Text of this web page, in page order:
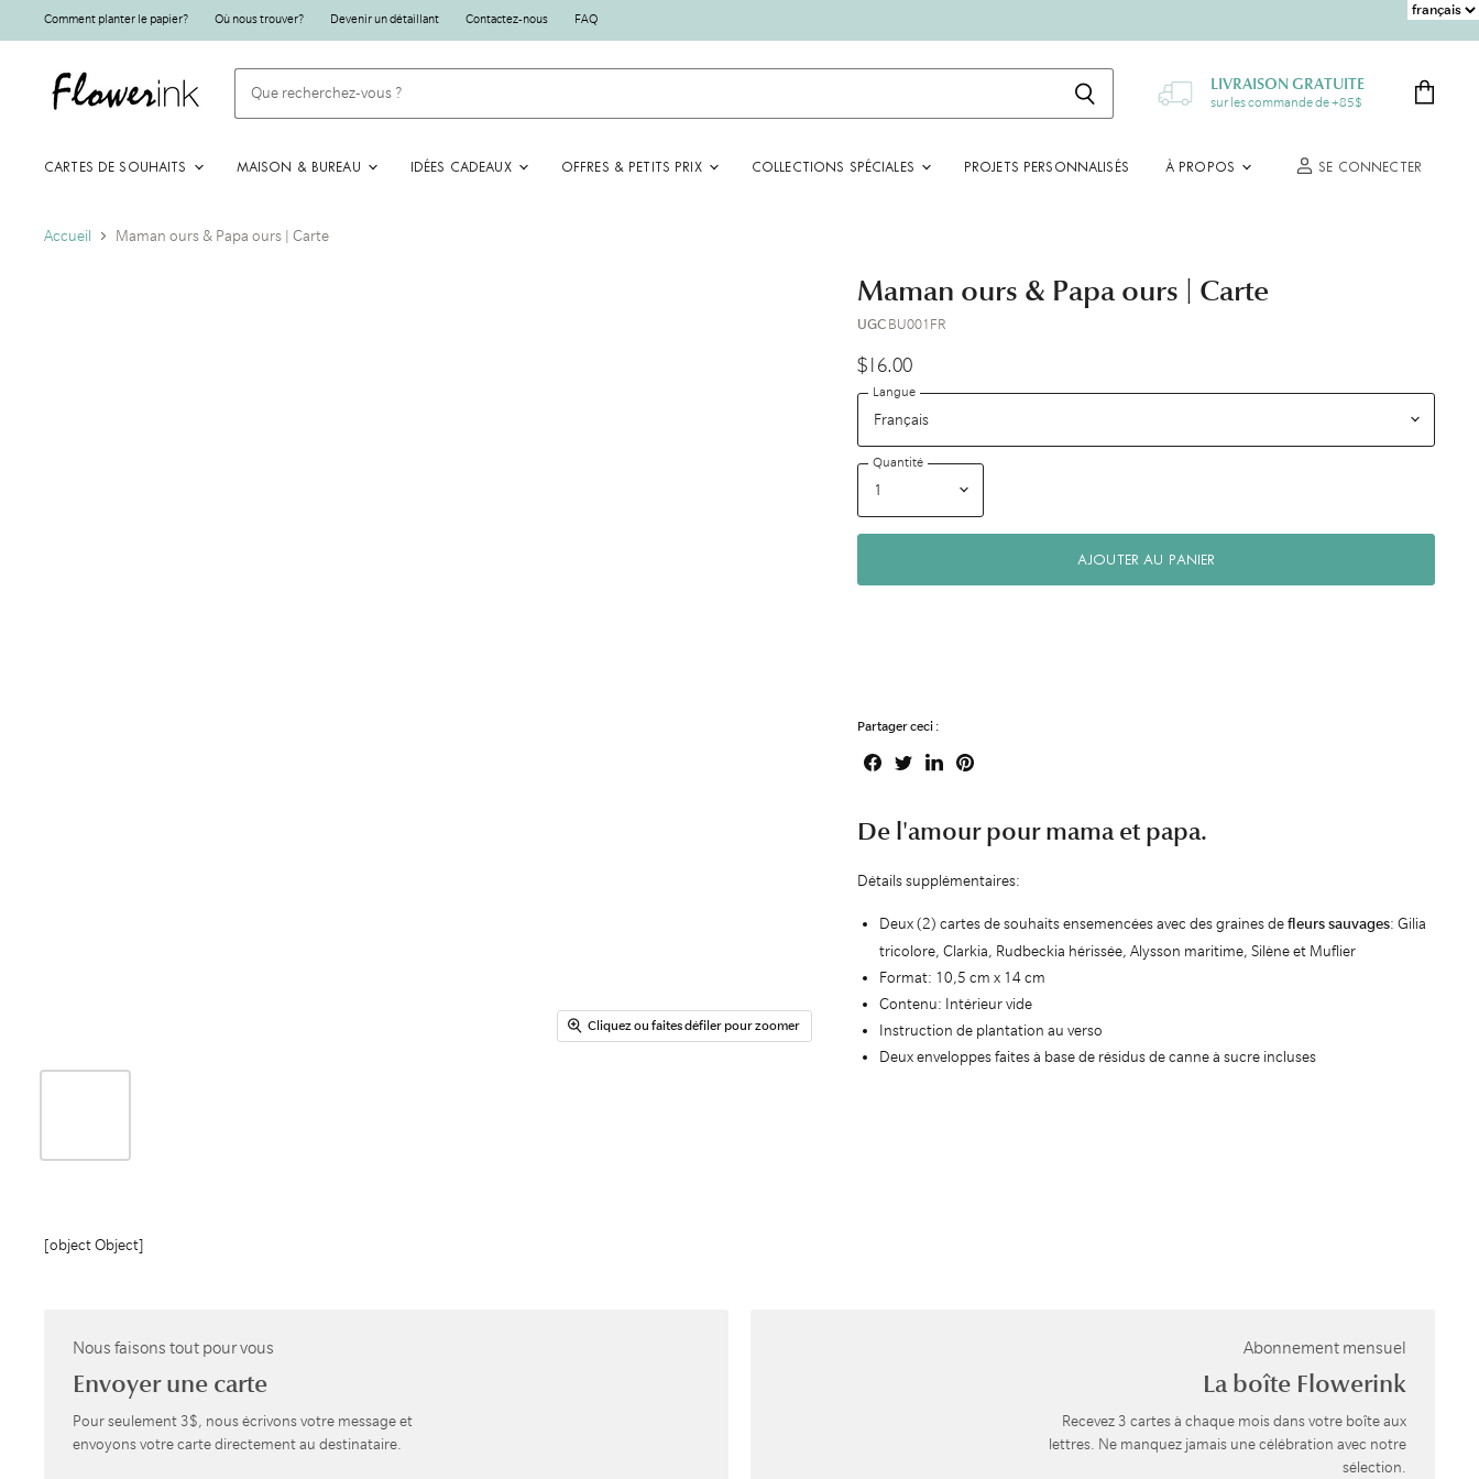
Comment planter le papier? Où nous trouver? Devenir un détaillant Contactez-nous FAQ
LIVRAISON GRATUITE
sur les commande de +85$
CARTES DE SOUHAITS MAISON & BUREAU IDÉES CADEAUX OFFRES & PETITS PRIX COLLECTIONS SPÉCIALES PROJETS PERSONNALISÉS À PROPOS SE CONNECTER
Accueil Maman ours & Papa ours | Carte
Cliquez ou faites défiler pour zoomer
Maman ours & Papa ours | Carte
UGC BU001FR
$16.00
Langue
Quantité
AJOUTER AU PANIER
Partager ceci :
Partager
sur
Tweeter
sur
Partager
sur
Épingler
sur
De l'amour pour mama et papa.
Détails supplémentaires:
Deux (2) cartes de souhaits ensemencées avec des graines defleurs sauvages: Gilia
tricolore, Clarkia, Rudbeckia hérissée, Alysson maritime, Silène et Muflier
Format: 10,5 cm x 14 cm
Contenu: Intérieur vide
Instruction de plantation au verso
Deux enveloppes faites à base de résidus de canne à sucre incluses
[object Object]
Nous faisons tout pour vous
Envoyer une carte
Pour seulement 3$, nous écrivons votre message et
envoyons votre carte directement au destinataire.
Abonnement mensuel
La boîte Flowerink
Recevez 3 cartes à chaque mois dans votre boîte aux
lettres. Ne manquez jamais une célébration avec notre
sélection.